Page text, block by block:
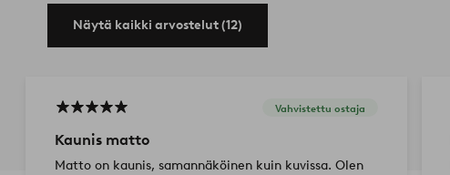
Näytä kaikki arvostelut (12)
Vahvistettu ostaja
Kaunis matto
Matto on kaunis, samannäköinen kuin kuvissa. Olen